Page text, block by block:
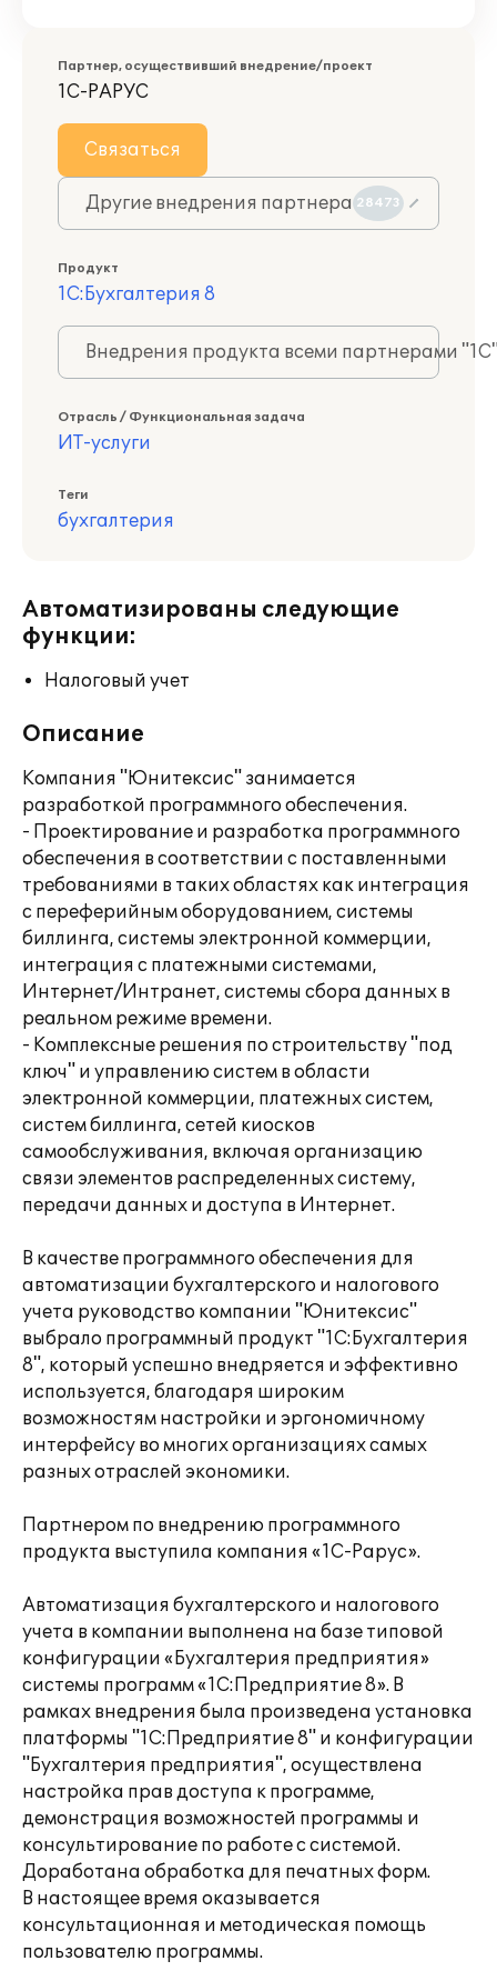
Партнер, осуществивший внедрение/проект
1С-РАРУС
Связаться
Другие внедрения партнера 28473
Продукт
1С:Бухгалтерия 8
Внедрения продукта всеми партнерами
Отрасль / Функциональная задача
ИТ-услуги
Теги
бухгалтерия
Автоматизированы следующие
функции:
Налоговый учет
Описание
Компания "Юнитексис" занимается
разработкой программного обеспечения.
- Проектирование и разработка программного
обеспечения в соответствии с поставленными
требованиями в таких областях как интеграция
с переферийным оборудованием, системы
биллинга, системы электронной коммерции,
интеграция с платежными системами,
Интернет/Интранет, системы сбора данных в
реальном режиме времени.
- Комплексные решения по строительству "под
ключ" и управлению систем в области
электронной коммерции, платежных систем,
систем биллинга, сетей киосков
самообслуживания, включая организацию
связи элементов распределенных систему,
передачи данных и доступа в Интернет.
В качестве программного обеспечения для
автоматизации бухгалтерского и налогового
учета руководство компании "Юнитексис"
выбрало программный продукт "1С:Бухгалтерия
8", который успешно внедряется и эффективно
используется, благодаря широким
возможностям настройки и эргономичному
интерфейсу во многих организациях самых
разных отраслей экономики.
Партнером по внедрению программного
продукта выступила компания «1С-Рарус».
Автоматизация бухгалтерского и налогового
учета в компании выполнена на базе типовой
конфигурации «Бухгалтерия предприятия»
системы программ «1С:Предприятие 8». В
рамках внедрения была произведена установка
платформы "1С:Предприятие 8" и конфигурации
"Бухгалтерия предприятия", осуществлена
настройка прав доступа к программе,
демонстрация возможностей программы и
консультирование по работе с системой.
Доработана обработка для печатных форм.
В настоящее время оказывается
консультационная и методическая помощь
пользователю программы.